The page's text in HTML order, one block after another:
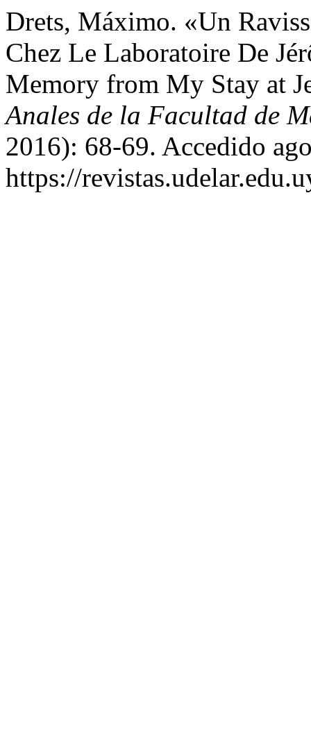
Drets, Máximo. «Un
Chez Le Laboratoire De
Memory from My Stay at
Anales de la Facultad de
2016): 68-69. Accedido
https://